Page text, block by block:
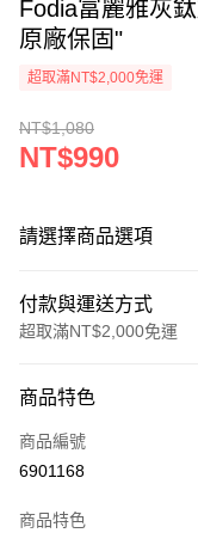
Fodia富麗雅灰
原廠保固"
超取滿NT$2,000免運
NT$1,080
NT$990
請選擇商品選項
付款與運送方式
超取滿NT$2,000免運
信用卡一次付款
超商取貨付款
商品特色
商品編號
6901168
商品特色